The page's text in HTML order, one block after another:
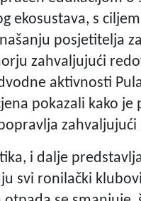
ekosustava, s
posjetitelja
zahvaljujući
aktivnosti
pokazali kako
i dalje
svi ronilački